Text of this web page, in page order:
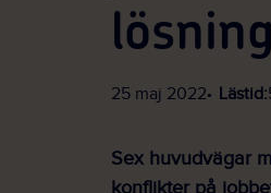
lösning
25 maj 2022 Lästid:
Sex huvudvägar